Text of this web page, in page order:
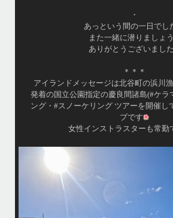
・
あっという間の一日でし
また一緒に潜りましょ
ありがとうございまし
＊＊＊
アイランドメッセージは北谷町の浜川
発着の国立公園指定の慶良間諸島(#ケラ
ング・#スノーケリング ツアーを開催し
プです
女性インストラスターも常勤
たくさんのご利用本当にありがとう
BBQにジェットスキー、バナナボート、SUP
ど…勇海号を拠点に色々お楽しみ頂